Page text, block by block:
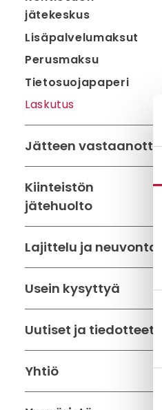
jätekeskus
Lisäpalvelumaksut
Perusmaksu
Tietosuojapaperi
Laskutus
Jätteen vastaanotto
Kiinteistön
jätehuolto
Lajittelu ja neuvonta
Usein kysyttyä
Uutiset ja tiedotteet
Yhtiö